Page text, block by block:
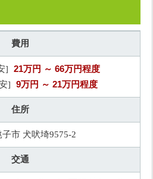
費用
] 21万円 ～ 66万円程度
] 9万円 ～ 21万円程度
住所
市 犬吠埼9575-2
交通